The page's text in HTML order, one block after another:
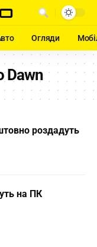
Огляди
Dawn
роздадуть
на ПК